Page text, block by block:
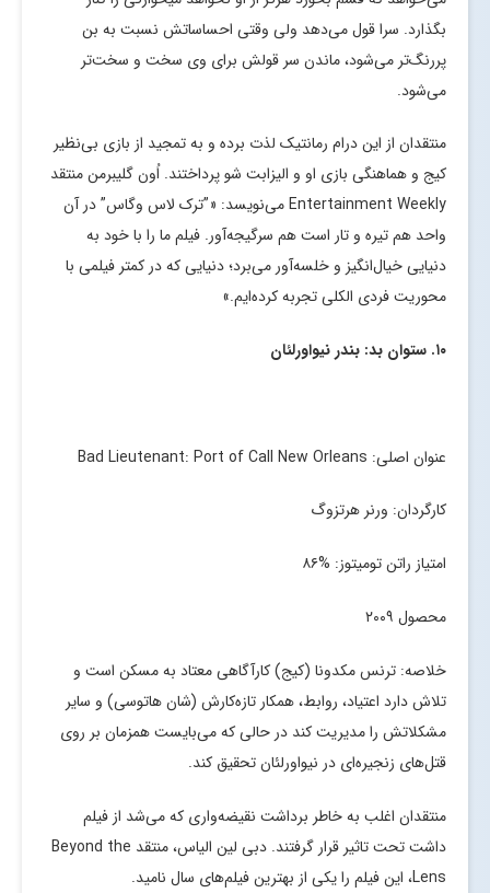
بگذارد. سرا قول می‌دهد ولی وقتی احساساتش نسبت به بن
پررنگ‌تر می‌شود، ماندن سر قولش برای وی سخت و سخت‌تر
می‌شود.
منتقدان از این درام رمانتیک لذت برده و به تمجید از بازی بی‌نظیر
کیج و هماهنگی بازی او و الیزابت شو پرداختند. اُون گلیبرمن منتقد
Entertainment Weekly می‌نویسد: «”ترک لاس وگاس” در آن
واحد هم تیره و تار است هم سرگیجه‌آور. فیلم ما را با خود به
دنیایی خیال‌انگیز و خلسه‌آور می‌برد؛ دنیایی که در کمتر فیلمی با
محوریت فردی الکلی تجربه کرده‌ایم.»
۱۰. ستوان بد: بندر نیواورلئان
عنوان اصلی: Bad Lieutenant: Port of Call New Orleans
کارگردان: ورنر هرتزوگ
امتیاز راتن تومیتوز: %۸۶
محصول ۲۰۰۹
خلاصه: ترنس مکدونا (کیج) کارآگاهی معتاد به مسکن است و
تلاش دارد اعتیاد، روابط، همکار تازه‌کارش (شان هاتوسی) و سایر
مشکلاتش را مدیریت کند در حالی که می‌بایست همزمان بر روی
قتل‌های زنجیره‌ای در نیواورلئان تحقیق کند.
منتقدان اغلب به خاطر برداشت نقیضه‌واری که می‌شد از فیلم
داشت تحت تاثیر قرار گرفتند. دبی لین الیاس، منتقد Beyond the
Lens، این فیلم را یکی از بهترین فیلم‌های سال نامید.